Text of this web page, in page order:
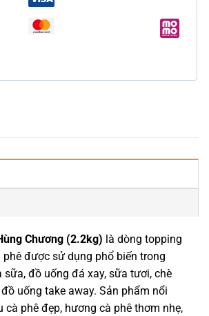
Chương (2.2kg) là dòng topping
được sử dụng phổ biến trong
sữa, đồ uống đá xay, sữa tươi, chè
uống take away. Sản phẩm nổi
cà phê đẹp, hương cà phê thơm nhẹ,